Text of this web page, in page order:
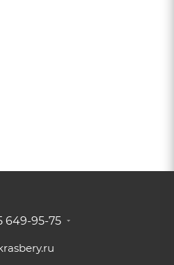
649-95-75